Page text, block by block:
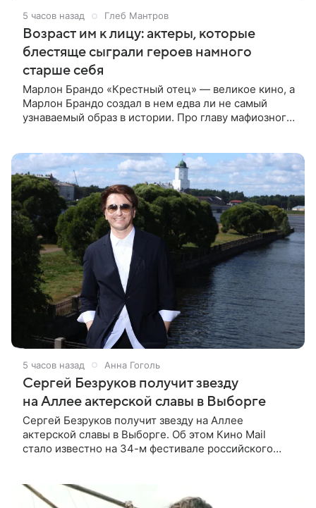
5 часов назад Глеб Мантров
Возраст им к лицу: актеры, которые
блестяще сыграли героев намного
старше себя
Марлон Брандо «Крестный отец» — великое кино, а
Марлон Брандо создал в нем едва ли не самый
узнаваемый образ в истории. Про главу мафиозного
5 часов назад Анна Гоголь
Сергей Безруков получит звезду
на Аллее актерской славы в Выборге
Сергей Безруков получит звезду на Аллее
актерской славы в Выборге. Об этом Кино Mail
стало известно на 34-м фестивале российского